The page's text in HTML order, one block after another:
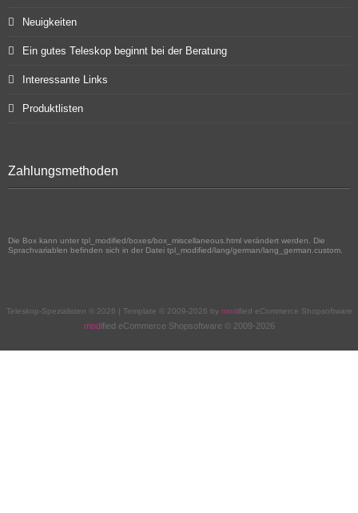
Neuigkeiten
Ein gutes Teleskop beginnt bei der Beratung
Interessante Links
Produktlisten
Zahlungsmethoden
Die Box kann unter tpl_modified/boxes/box_miscellaneous.html verändert werden. Die
Sprachvariablen befinden sich in der Datei tpl_modified/lang/german/lang_german.custom.
Teleskop-Spezialisten © 2026 | Template © 2009-2026 by mod ified eCommerce Shopsoftware
modified eCommerce Shopsoftware © 2009-2026